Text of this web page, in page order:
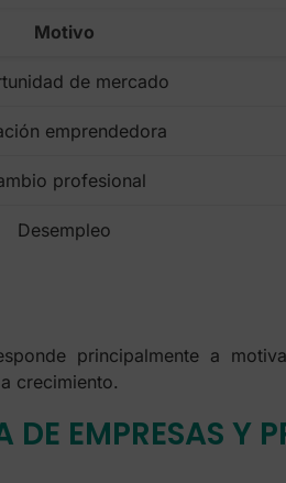
Motivo
de mercado
emprendedora
profesional
Desempleo
principalmente a
crecimiento.
DE EMPRESAS Y